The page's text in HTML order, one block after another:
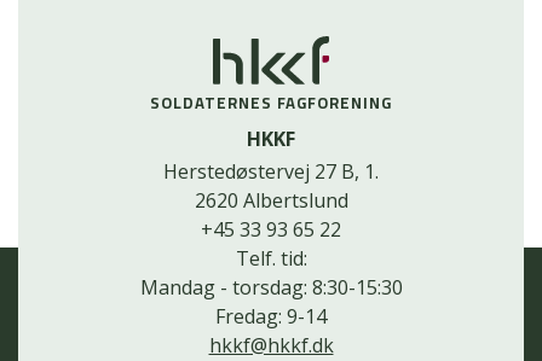
SOLDATERNES FAGFORENING
HKKF
Herstedøstervej 27 B, 1.
2620 Albertslund
+45 33 93 65 22
Telf. tid:
Mandag - torsdag: 8:30-15:30
Fredag: 9-14
hkkf@hkkf.dk